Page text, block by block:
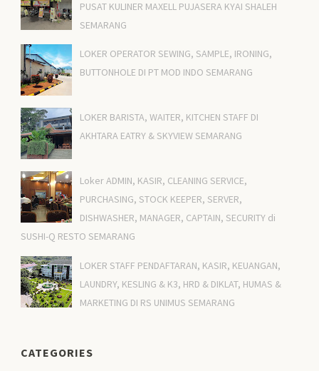
PUSAT KULINER MAXELL PUJASERA KYAI SHALEH
SEMARANG
LOKER OPERATOR SEWING, SAMPLE, IRONING,
BUTTONHOLE DI PT MOD INDO SEMARANG
LOKER BARISTA, WAITER, KITCHEN STAFF DI
AKHTARA EATRY & SKYVIEW SEMARANG
Loker ADMIN, KASIR, CLEANING SERVICE,
PURCHASING, STOCK KEEPER, SERVER,
DISHWASHER, MANAGER, CAPTAIN, SECURITY di
SUSHI-Q RESTO SEMARANG
LOKER STAFF PENDAFTARAN, KASIR, KEUANGAN,
LAUNDRY, KESLING & K3, HRD & DIKLAT, HUMAS &
MARKETING DI RS UNIMUS SEMARANG
CATEGORIES